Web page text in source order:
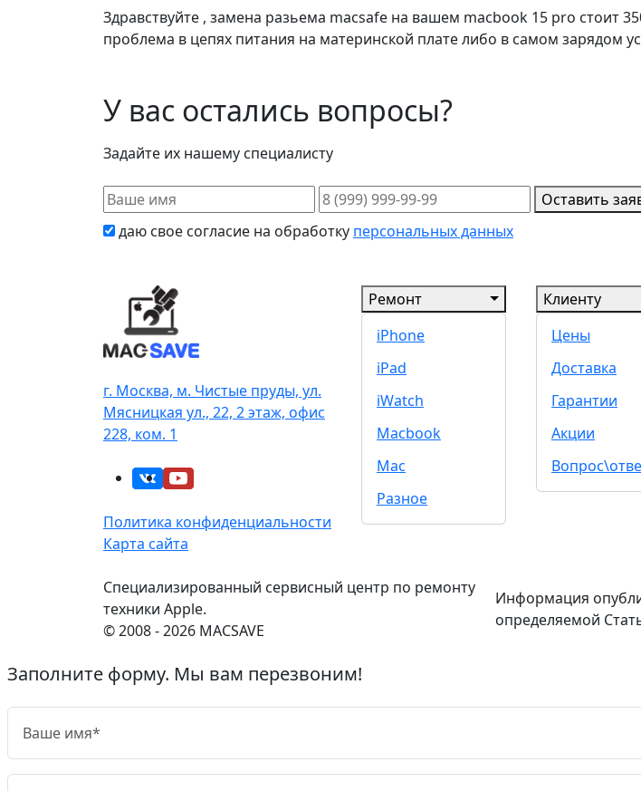
Здравствуйте , замена разьема macsafe на вашем macbook 15 pro стоит
проблема в цепях питания на материнской плате либо в самом зарядом
У вас остались вопросы?
Задайте их нашему специалисту
Оставить
даю свое согласие на обработку персональных данных
г. Москва, м. Чистые пруды, ул.
Мясницкая ул., 22, 2 этаж, офис
228, ком. 1
Политика конфиденциальности
Карта сайта
Ремонт
iPhone
iPad
iWatch
Macbook
Mac
Разное
Клиенту
Цены
Доставка
Гарантии
Акции
Специализированный сервисный центр по ремонту
техники Apple.
© 2008 - 2026 MACSAVE
Информация
определяемой
Заполните форму. Мы вам перезвоним!